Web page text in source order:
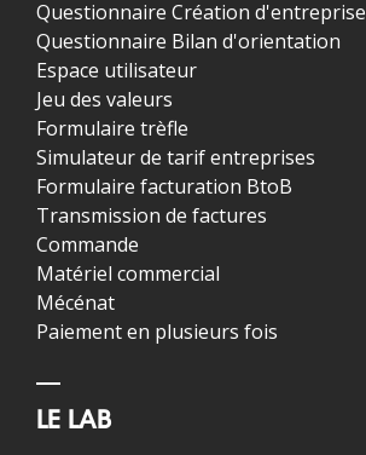
Questionnaire Création d'entreprise
Questionnaire Bilan d'orientation
Espace utilisateur
Jeu des valeurs
Formulaire trèfle
Simulateur de tarif entreprises
Formulaire facturation BtoB
Transmission de factures
Commande
Matériel commercial
Mécénat
Paiement en plusieurs fois
LE LAB